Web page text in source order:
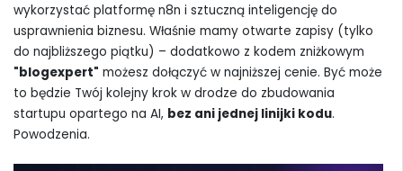
wykorzystać platformę n8n i sztuczną inteligencję do
usprawnienia biznesu. Właśnie mamy otwarte zapisy (tylko
do najbliższego piątku) – dodatkowo z kodem zniżkowym
"blogexpert" możesz dołączyć w najniższej cenie. Być może
to będzie Twój kolejny krok w drodze do zbudowania
startupu opartego na AI, bez ani jednej linijki kodu.
Powodzenia.